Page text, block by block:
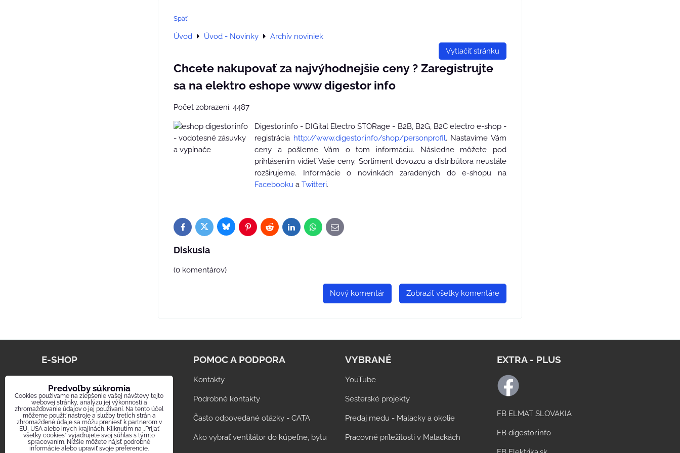
Späť
Úvod Úvod - Novinky
Archív noviniek
Vytlačiť stránku
Chcete nakupovať za najvýhodnejšie ceny ? Zaregistrujte
sa na elektro eshope www digestor info
Počet zobrazení: 4487
Digestor.info - DIGital Electro STORage - B2B, B2G, B2C electro e-shop -
registrácia http://www.digestor.info/shop/personprofil. Nastavíme Vám
ceny a pošleme Vám o tom informáciu. Následne môžete pod
prihlásením vidieť Vaše ceny. Sortiment dovozcu a distribútora neustále
rozširujeme. Informácie o novinkách zaradených do e-shopu na
Facebooku a Twitteri.
FacebookTwitterBlueskyPinterestReddit LinkedInWhatsApp
E-
mail
Diskusia
(0 komentárov)
Zobraziť všetky komentáre
Nový komentár
E-SHOP
Sklenené ventilátory CATA
Snehobiele ventilátory U-COMFORT
Poistky Cooper Bussmann
POMOC A PODPORA
Kontakty
Podrobné kontakty
Často odpovedané otázky - CATA
Ako vybrať ventilátor do kúpeľne, bytu
VYBRANÉ
YouTube
Sesterské projekty
Predaj medu - Malacky a okolie
Pracovné príležitosti v Malackách
EXTRA - PLUS
FB ELMAT SLOVAKIA
FB digestor.info
Predvoľby súkromia
Cookies používame na zlepšenie vašej návštevy tejto
webovej stránky, analýzu jej výkonnosti a
zhromažďovanie údajov o jej používaní. Na tento účel
môžeme použiť nástroje a služby tretích strán a
zhromaždené údaje sa môžu preniesť k partnerom v
EÚ, USA alebo iných krajinách. Kliknutím na „Prijať
všetky cookies“ vyjadrujete svoj súhlas s týmto
spracovaním. Nižšie môžete nájsť podrobné
informácie alebo upraviť svoje preferencie.